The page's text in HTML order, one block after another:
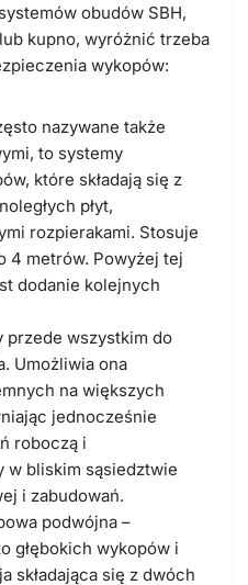
obudów SBH,
kupno, wyróżnić trzeba
wykopów:
nazywane także
to systemy
które składają się z
płyt,
rozpierakami. Stosuje
4 metrów. Powyżej tej
dodanie kolejnych
przede wszystkim do
Umożliwia ona
na większych
jednocześnie
roboczą i
w bliskim sąsiedztwie
i zabudowań.
podwójna –
głębokich wykopów i
składająca się z dwóch